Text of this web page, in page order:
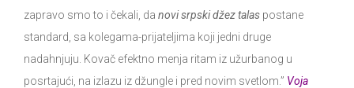
zapravo smo to i čekali, da novi srpski džez talas postane
standard, sa kolegama-prijateljima koji jedni druge
nadahnjuju. Kovač efektno menja ritam iz užurbanog u
posrtajući, na izlazu iz džungle i pred novim svetlom.” Voja